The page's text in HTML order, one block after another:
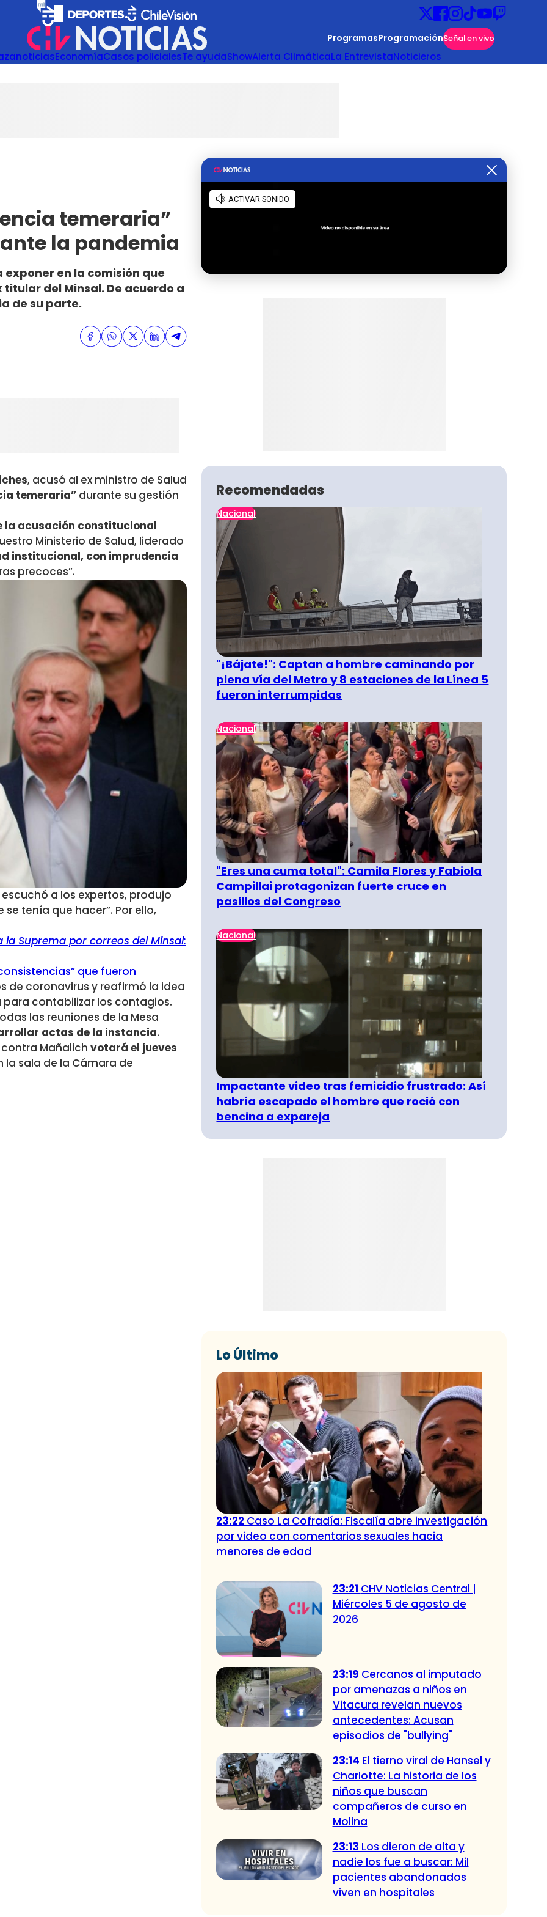
ProgramasProgramaciónSeñal en vivo
EconomíaCasos policialesTe ayudaShowAlerta ClimáticaLa EntrevistaNoticieros
temeraria”
la pandemia
en la comisión que
del Minsal. De acuerdo a
de su parte.
, acusó al ex ministro de Salud
temeraria” durante su gestión
la acusación constitucional
Ministerio de Salud, liderado
institucional, con imprudencia
precoces”.
a los expertos, produjo
tenía que hacer”. Por ello,
Suprema por correos del Minsal:
que fueron
de coronavirus y reafirmó la idea
para contabilizar los contagios.
las reuniones de la Mesa
actas de la instancia.
Mañalich votará el jueves
la sala de la Cámara de
Recomendadas
Nacional
"¡Bájate!": Captan a hombre caminando por
plena vía del Metro y 8 estaciones de la Línea 5
fueron interrumpidas
Nacional
"Eres una cuma total": Camila Flores y Fabiola
Campillai protagonizan fuerte cruce en
pasillos del Congreso
Nacional
Impactante video tras femicidio frustrado: Así
habría escapado el hombre que roció con
bencina a expareja
Lo Último
23:22 Caso La Cofradía: Fiscalía abre investigación
por video con comentarios sexuales hacia
menores de edad
23:21 CHV Noticias Central |
Miércoles 5 de agosto de
2026
23:19 Cercanos al imputado
por amenazas a niños en
Vitacura revelan nuevos
antecedentes: Acusan
episodios de "bullying"
23:14 El tierno viral de Hansel y
Charlotte: La historia de los
niños que buscan
compañeros de curso en
Molina
23:13 Los dieron de alta y
nadie los fue a buscar: Mil
pacientes abandonados
viven en hospitales